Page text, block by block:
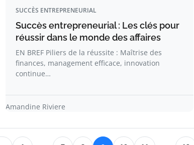
SUCCÈS ENTREPRENEURIAL
Succès entrepreneurial : Les clés pour
réussir dans le monde des affaires
EN BREF Piliers de la réussite : Maîtrise des
finances, management efficace, innovation
continue…
Amandine Riviere